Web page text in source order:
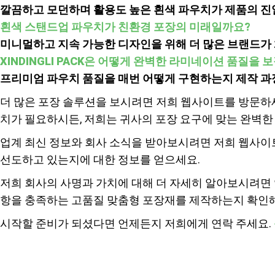
깔끔하고 모던하며 활용도 높은 흰색 파우치가 제품의
흰색 스탠드업 파우치가 친환경 포장의 미래일까요?
미니멀하고 지속 가능한 디자인을 위해 더 많은 브랜드
XINDINGLI PACK은 어떻게 완벽한 라미네이션 품질을
프리미엄 파우치 품질을 매번 어떻게 구현하는지 제작
더 많은 포장 솔루션을 보시려면 저희 웹사이트를 방문
치가 필요하시든, 저희는 귀사의 포장 요구에 맞는 완벽
업계 최신 정보와 회사 소식을 받아보시려면 저희 웹사
선도하고 있는지에 대한 정보를 얻으세요.
저희 회사의 사명과 가치에 대해 더 자세히 알아보시려
항을 충족하는 고품질 맞춤형 포장재를 제작하는지 확인
시작할 준비가 되셨다면 언제든지 저희에게 연락 주세요.